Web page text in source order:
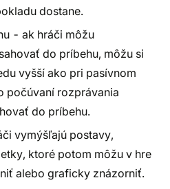
dostane.
- ak hráči môžu
do príbehu, môžu si
vyšší ako pri pasívnom
počúvaní rozprávania
do príbehu.
vymýšľajú postavy,
ktoré potom môžu v hre
alebo graficky znázorniť.